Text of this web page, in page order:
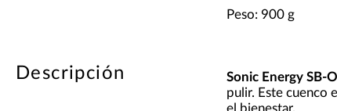
Peso: 900 g
Descripción Sonic Energy SB-
pulir. Este cuenco
el bienestar.